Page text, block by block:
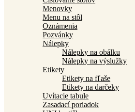
Menovky
Menu na stôl
Oznámenia
Pozvánky
Nálepky
Nálepky na obálku
Nálepky na výslužky
Etikety
Etikety na fľaše
Etikety na darčeky
Uvítacie tabule
Zasadací poriadok